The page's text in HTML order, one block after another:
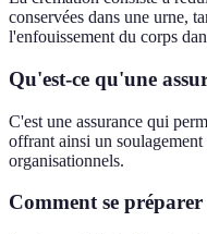
conservées dans une urne,
l'enfouissement du corps
Qu'est-ce qu'une
C'est une assurance qui
offrant ainsi un soulagement
organisationnels.
Comment se